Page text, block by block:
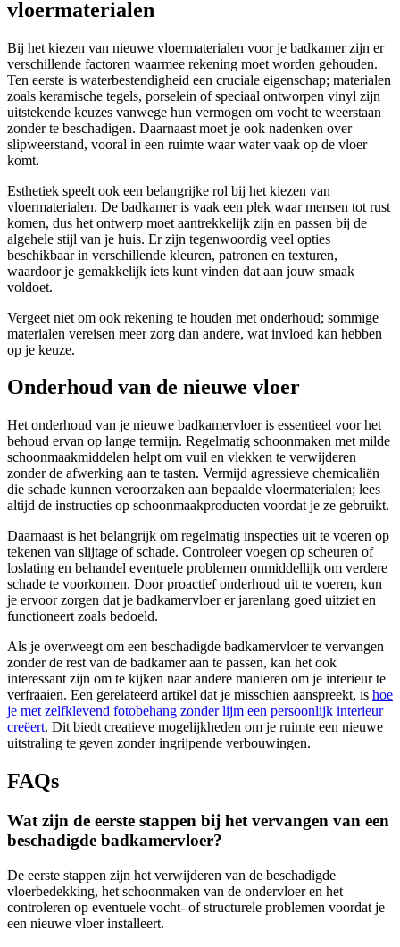
vloermaterialen
Bij het kiezen van nieuwe vloermaterialen voor je badkamer zijn er
verschillende factoren waarmee rekening moet worden gehouden.
Ten eerste is waterbestendigheid een cruciale eigenschap; materialen
zoals keramische tegels, porselein of speciaal ontworpen vinyl zijn
uitstekende keuzes vanwege hun vermogen om vocht te weerstaan
zonder te beschadigen. Daarnaast moet je ook nadenken over
slipweerstand, vooral in een ruimte waar water vaak op de vloer
komt.
Esthetiek speelt ook een belangrijke rol bij het kiezen van
vloermaterialen. De badkamer is vaak een plek waar mensen tot rust
komen, dus het ontwerp moet aantrekkelijk zijn en passen bij de
algehele stijl van je huis. Er zijn tegenwoordig veel opties
beschikbaar in verschillende kleuren, patronen en texturen,
waardoor je gemakkelijk iets kunt vinden dat aan jouw smaak
voldoet.
Vergeet niet om ook rekening te houden met onderhoud; sommige
materialen vereisen meer zorg dan andere, wat invloed kan hebben
op je keuze.
Onderhoud van de nieuwe vloer
Het onderhoud van je nieuwe badkamervloer is essentieel voor het
behoud ervan op lange termijn. Regelmatig schoonmaken met milde
schoonmaakmiddelen helpt om vuil en vlekken te verwijderen
zonder de afwerking aan te tasten. Vermijd agressieve chemicaliën
die schade kunnen veroorzaken aan bepaalde vloermaterialen; lees
altijd de instructies op schoonmaakproducten voordat je ze gebruikt.
Daarnaast is het belangrijk om regelmatig inspecties uit te voeren op
tekenen van slijtage of schade. Controleer voegen op scheuren of
loslating en behandel eventuele problemen onmiddellijk om verdere
schade te voorkomen. Door proactief onderhoud uit te voeren, kun
je ervoor zorgen dat je badkamervloer er jarenlang goed uitziet en
functioneert zoals bedoeld.
Als je overweegt om een beschadigde badkamervloer te vervangen
zonder de rest van de badkamer aan te passen, kan het ook
interessant zijn om te kijken naar andere manieren om je interieur te
verfraaien. Een gerelateerd artikel dat je misschien aanspreekt, is hoe
je met zelfklevend fotobehang zonder lijm een persoonlijk interieur
creëert. Dit biedt creatieve mogelijkheden om je ruimte een nieuwe
uitstraling te geven zonder ingrijpende verbouwingen.
FAQs
Wat zijn de eerste stappen bij het vervangen van een
beschadigde badkamervloer?
De eerste stappen zijn het verwijderen van de beschadigde
vloerbedekking, het schoonmaken van de ondervloer en het
controleren op eventuele vocht- of structurele problemen voordat je
een nieuwe vloer installeert.